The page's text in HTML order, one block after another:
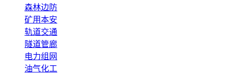
森林边防
矿用本安
轨道交通
隧道管廊
电力组网
油气化工